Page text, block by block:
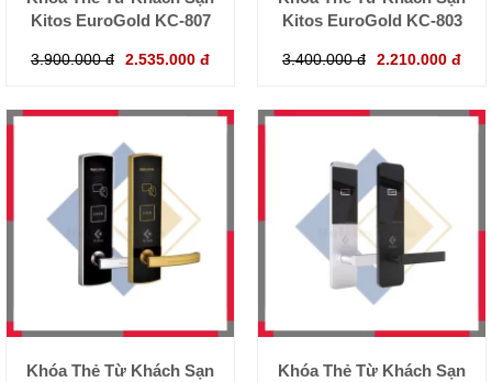
Kitos EuroGold KC-807
3.900.000 đ 2.535.000 đ
Kitos EuroGold KC-803
3.400.000 đ 2.210.000 đ
Khóa Thẻ Từ Khách Sạn
Khóa Thẻ Từ Khách Sạn